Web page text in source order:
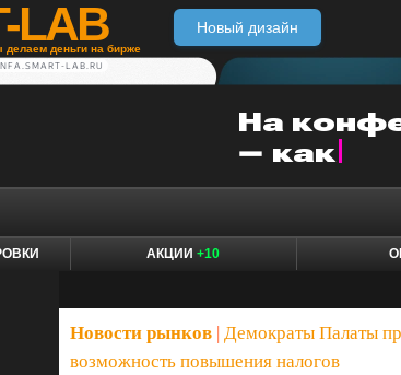
LAB
деньги на бирже
Новый дизайн
LAB.RU
АКЦИИ +10
Новости рынков Демократы Палаты
возможность повышения налогов